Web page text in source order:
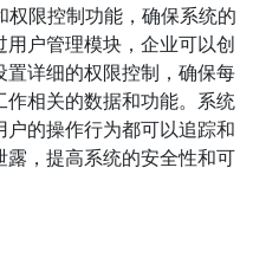
权限控制功能，确保系统的
户管理模块，企业可以创
详细的权限控制，确保每
相关的数据和功能。系统
的操作行为都可以追踪和
，提高系统的安全性和可